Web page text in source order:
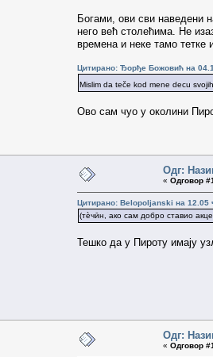
Богами, ови сви наведени
него већ столећима. Не
времена и неке тамо тетке
Цитирано: Ђорђе Божовић на
Mislim da teče kod mene decu
Ово сам чуо у околини
Одг:
« Одговор
Цитирано: Belopoljanski на 12.05
(тѐчӣн, ако сам добро ставио
Тешко да у Пироту имају
Одг:
« Одговор